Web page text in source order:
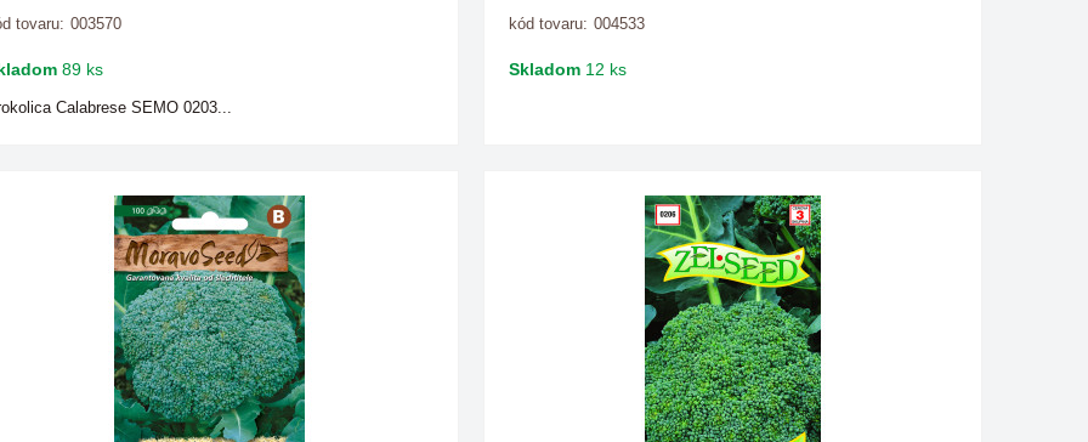
tovaru: 003570
89 ks
Calabrese SEMO 0203...
kód tovaru: 004533
Skladom 12 ks